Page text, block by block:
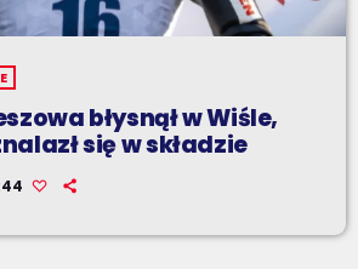
błysnął w Wiśle,
się w składzie